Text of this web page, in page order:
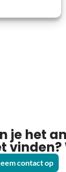
je het
vinden?
contact op